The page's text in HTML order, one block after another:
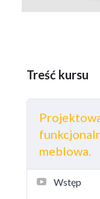
Treść kursu
meblowa.
Wstęp